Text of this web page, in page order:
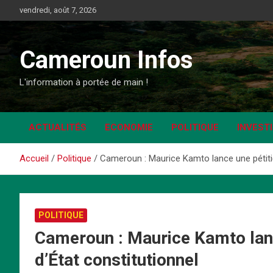
au
vendredi, août 7, 2026
Cameroun Infos
L'information à portée de main !
ACTUALITÉS ECONOMIE POLITIQUE
Accueil Politique Cameroun : Maurice Kamto lance une
POLITIQUE
Cameroun : Maurice Kamto
d’État constitutionnel